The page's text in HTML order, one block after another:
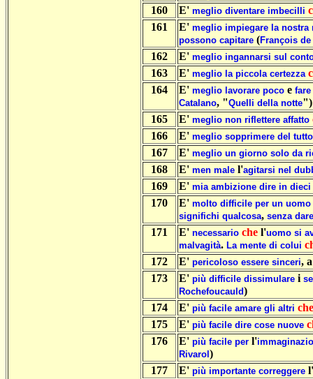
160 E' meglio diventare imbecilli
161
E' meglio impiegare la nostra
possono capitare (François de
162 E' meglio ingannarsi sul
163 E' meglio la piccola certezza
164
E' meglio lavorare poco e fare
Catalano, "Quelli della notte")
165
E' meglio non riflettere affatto
166
E' meglio sopprimere del tutto
167 E' meglio un giorno solo da
168 E' men male l'agitarsi nel
169 E' mia ambizione dire in dieci
170 E' molto difficile per un uomo
significhi qualcosa, senza dare
171 E' necessario che l'uomo si
malvagità. La mente di colui
172
E' pericoloso essere sinceri,
173
E' più difficile dissimulare i
Rochefoucauld)
174
E' più facile amare gli altri che
175
E' più facile dire cose nuove
176
E' più facile per l'
Rivarol )
177
E' più importante correggere l'